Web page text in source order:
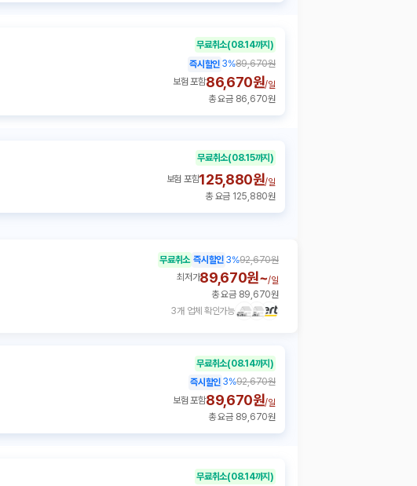
무료취소(08.14까지)
즉시할인 3%89,670원
보험 포함86,670원/일
총 요금 86,670원
무료취소(08.15까지)
보험 포함125,880원/일
총 요금 125,880원
3개 업체 확인가능
무료취소 즉시할인 3%92,670원
최저가89,670원~/일
총 요금 89,670원
무료취소(08.14까지)
즉시할인 3%92,670원
보험 포함89,670원/일
총 요금 89,670원
무료취소(08.14까지)